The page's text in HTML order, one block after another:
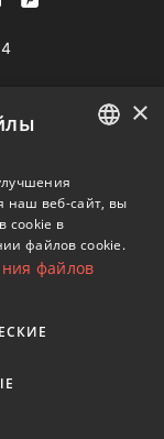
Knight
SPANISH
FRENCH
×
наш веб-сайт, вы
cookie в
файлов cookie.
файлов